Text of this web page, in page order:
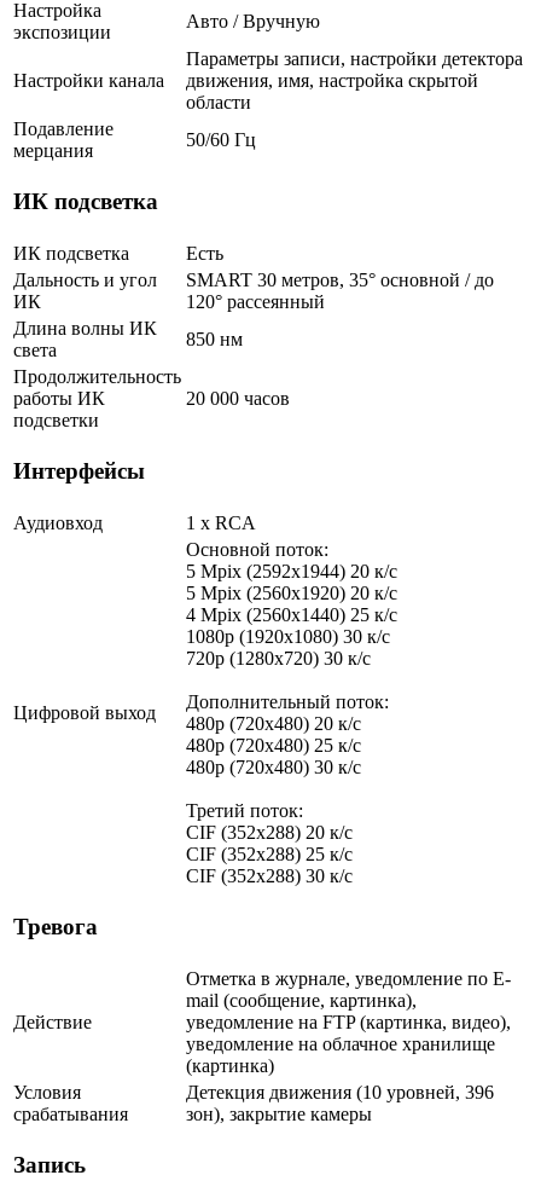
Настройка
экспозиции
Авто / Вручную
Настройки канала
Параметры записи, настройки детектора
движения, имя, настройка скрытой
области
Подавление
мерцания
50/60 Гц
ИК подсветка
ИК подсветка
Есть
Дальность и угол
ИК
SMART 30 метров, 35° основной / до
120° рассеянный
Длина волны ИК
света
850 нм
Продолжительность
работы ИК
подсветки
20 000 часов
Интерфейсы
Аудиовход 1 х RCA
Цифровой выход
Основной поток:
5 Mpix (2592x1944) 20 к/с
5 Mpix (2560x1920) 20 к/с
4 Mpix (2560x1440) 25 к/с
1080p (1920x1080) 30 к/с
720p (1280x720) 30 к/с
Дополнительный поток:
480p (720x480) 20 к/с
480p (720x480) 25 к/с
480p (720x480) 30 к/с
Третий поток:
CIF (352x288) 20 к/с
CIF (352x288) 25 к/с
CIF (352x288) 30 к/с
Тревога
Действие
Отметка в журнале, уведомление по E-
mail (сообщение, картинка),
уведомление на FTP (картинка, видео),
уведомление на облачное хранилище
(картинка)
Условия
срабатывания
Детекция движения (10 уровней, 396
зон), закрытие камеры
Запись